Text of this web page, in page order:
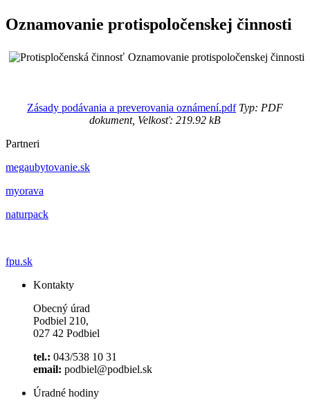
Oznamovanie protispoločenskej činnosti
Oznamovanie protispoločenskej činnosti
Zásady podávania a preverovania oznámení.pdfTyp: PDF
dokument, Velkosť: 219.92 kB
Partneri
megaubytovanie.sk
myorava
naturpack
fpu.sk
Kontakty
Obecný úrad
Podbiel 210,
027 42 Podbiel
tel.: 043/538 10 31
email: podbiel@podbiel.sk
Úradné hodiny